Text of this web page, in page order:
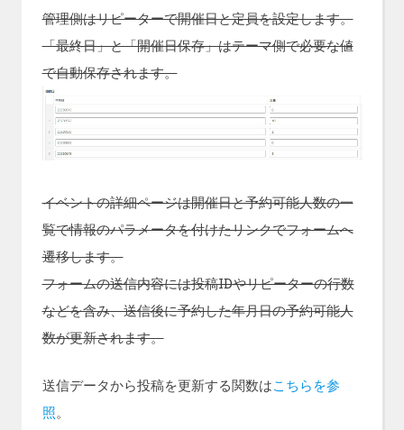
管理側はリピーターで開催日と定員を設定します。
「最終日」と「開催日保存」はテーマ側で必要な値
で自動保存されます。
イベントの詳細ページは開催日と予約可能人数の一
覧で情報のパラメータを付けたリンクでフォームへ
遷移します。
フォームの送信内容には投稿IDやリピーターの行数
などを含み、送信後に予約した年月日の予約可能人
数が更新されます。
送信データから投稿を更新する関数はこちらを参
照。